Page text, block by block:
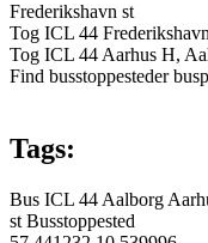
Frederikshavn st
Tog ICL 44
Tog ICL 44 Aarhus H,
Find busstoppesteder
Tags:
Bus ICL 44 Aalborg
st Busstoppested